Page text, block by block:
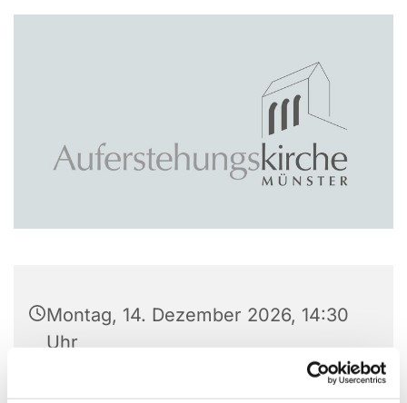
Montag, 14. Dezember 2026, 14:30
Uhr
Gemeindehaus, Kleiner Saal, Laerer